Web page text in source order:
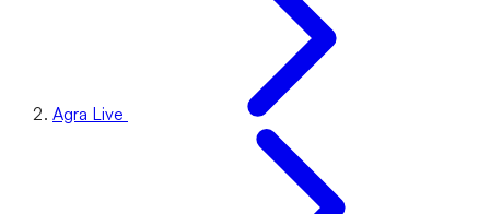
Agra Live